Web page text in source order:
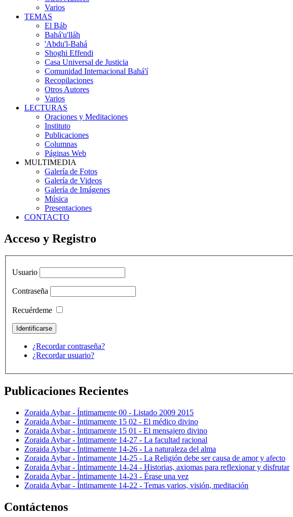
Varios
TEMAS
El Báb
Bahá'u'lláh
'Abdu'l-Bahá
Shoghi Effendi
Casa Universal de Justicia
Comunidad Internacional Bahá'í
Recopilaciones
Otros Autores
Varios
LECTURAS
Oraciones y Meditaciones
Instituto
Publicaciones
Columnas
Páginas Web
MULTIMEDIA
Galería de Fotos
Galería de Videos
Galería de Imágenes
Música
Presentaciones
CONTACTO
Acceso y Registro
Usuario
Contraseña
Recuérdeme
¿Recordar contraseña?
¿Recordar usuario?
Publicaciones Recientes
Zoraida Aybar - Íntimamente 00 - Listado 2009 2015
Zoraida Aybar - Íntimamente 15 02 - El médico divino
Zoraida Aybar - Íntimamente 15 01 - El mensajero divino
Zoraida Aybar - Íntimamente 14-27 - La facultad racional
Zoraida Aybar - Íntimamente 14-26 - La naturaleza del alma
Zoraida Aybar - Íntimamente 14-25 - La Religión debe ser causa de amor y afecto
Zoraida Aybar - Íntimamente 14-24 - Historias, axiomas para reflexionar y disfrutar
Zoraida Aybar - Íntimamente 14-23 - Érase una vez
Zoraida Aybar - Íntimamente 14-22 - Temas varios, visión, meditación
Contáctenos